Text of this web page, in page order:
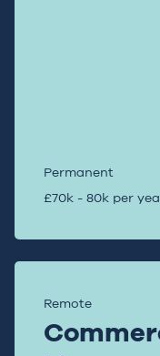
Permanent
£70k - 80k per
Remote